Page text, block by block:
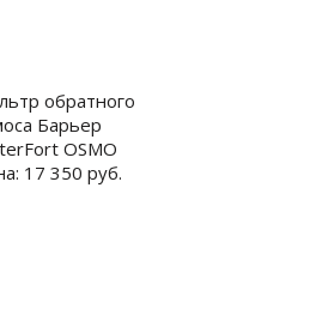
обратного
Барьер
OSMO
17 350 руб.